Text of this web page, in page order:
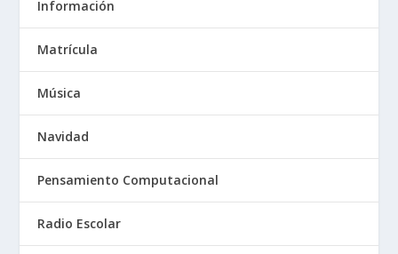
Información
Matrícula
Música
Navidad
Pensamiento Computacional
Radio Escolar